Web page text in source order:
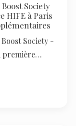
Society
HIFE à Paris
Society -
première…